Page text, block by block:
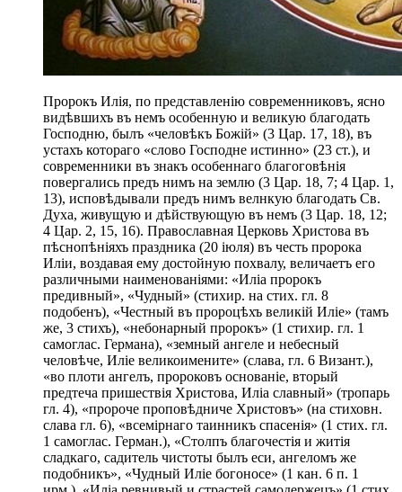
Пророкъ Илія, по представленію современниковъ, ясно
видѣвшихъ въ немъ особенную и великую благодать
Господню, былъ «человѣкъ Божій» (3 Цар. 17, 18), въ
устахъ котораго «слово Господне истинно» (23 ст.), и
современники въ знакъ особеннаго благоговѣнія
повергались предъ нимъ на землю (3 Цар. 18, 7; 4 Цар. 1,
13), исповѣдывали предъ нимъ велнкую благодать Св.
Духа, живущую и дѣйствующую въ немъ (3 Цар. 18, 12;
4 Цар. 2, 15, 16). Православная Церковь Христова въ
пѣснопѣніяхъ праздника (20 іюля) въ честь пророка
Иліи, воздавая ему достойную похвалу, величаетъ его
различными наименованіями: «Иліа пророкъ
предивный», «Чудный» (стихир. на стих. гл. 8
подобенъ), «Честный въ пророцѣхъ великій Иліе» (тамъ
же, 3 стихъ), «небонарный пророкъ» (1 стихир. гл. 1
самоглас. Германа), «земный ангеле и небесный
человѣче, Иліе великоимените» (слава, гл. 6 Визант.),
«во плоти ангелъ, пророковъ основаніе, вторый
предтеча пришествія Христова, Иліа славный» (тропарь
гл. 4), «пророче проповѣдниче Христовъ» (на стиховн.
слава гл. 6), «всемірнаго таинникъ спасенія» (1 стих. гл.
1 самоглас. Герман.), «Столпъ благочестія и житія
сладкаго, садитель чистоты былъ еси, ангеломъ же
подобникъ», «Чудный Иліе богоносе» (1 кан. 6 п. 1